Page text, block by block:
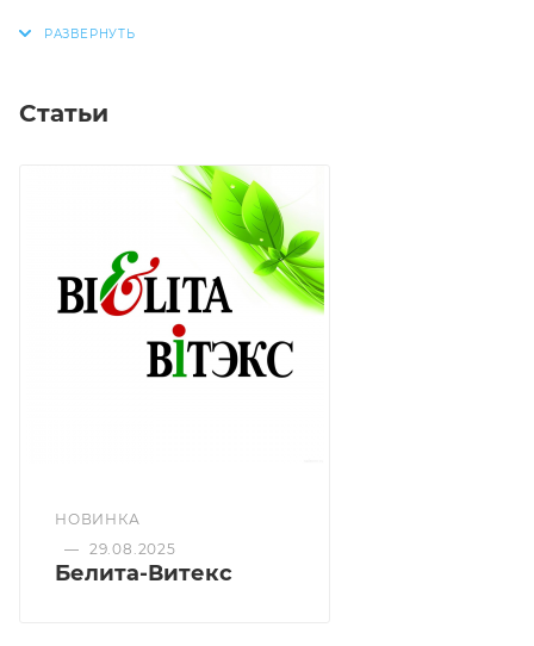
Стильный совет: используйте данный продукт не
чтобы создать идеальный монохромный макияж.
Статьи
НОВИНКА
— 29.08.2025
Белита-Витекс